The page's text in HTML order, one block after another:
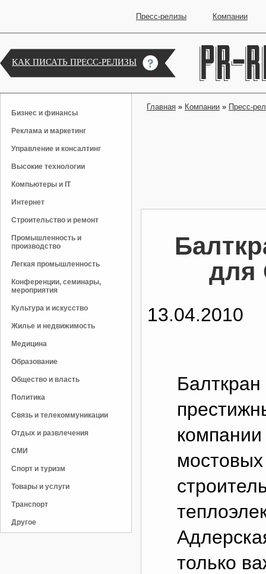
Пресс-релизы Компании
КАК ПИСАТЬ ПРЕСС-РЕЛИЗЫ
Бизнес и финансы
Реклама и маркетинг
Управление и консалтинг
Высокие технологии
Компьютеры и IT
Интернет
Строительство и ремонт
Промышленность и
производство
Легкая промышленность
Конференции, семинары,
мероприятия
Культура и искусство
Жилье и недвижимость
Медицина
Образование
Общество и власть
Политика
Связь и телекоммуникации
Отдых и развлечения
СМИ
Спорт и туризм
Товары и услуги
Транспорт
Другое
Главная » Компании » Пресс-
для
13.04.2010
только